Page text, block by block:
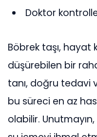
Doktor
Böbrek taşı, hayat
düşürebilen bir
tanı, doğru tedavi
bu süreci en az
olabilir.